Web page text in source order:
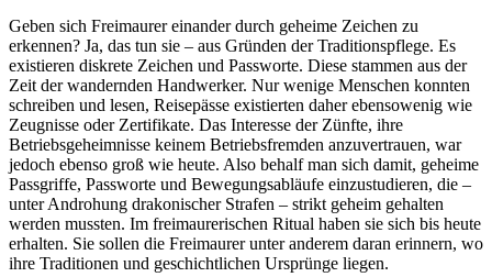
Geben sich Freimaurer ein­ander durch geheime Zei­chen zu
erkennen? Ja, das tun sie – aus Gründen der Traditionspflege. Es
existie­ren diskrete Zeichen und Pass­worte. Diese stammen aus der
Zeit der wandernden Handwer­ker. Nur wenige Menschen konn­ten
schreiben und lesen, Reise­pässe existierten daher ebenso­wenig wie
Zeugnisse oder Zertifi­kate. Das Interesse der Zünfte, ihre
Betriebsgeheimnisse keinem Betriebsfremden anzu­vertrauen, war
jedoch ebenso groß wie heute. Also behalf man sich damit, geheime
Passgriffe, Passworte und Bewegungsabläu­fe einzustudieren, die –
unter Androhung drakonischer Strafen – strikt geheim gehalten
werden mussten. Im freimaurerischen Ritual haben sie sich bis heute
erhalten. Sie sollen die Freimau­rer unter anderem daran erin­nern, wo
ihre Traditionen und geschichtlichen Ursprünge lie­gen.